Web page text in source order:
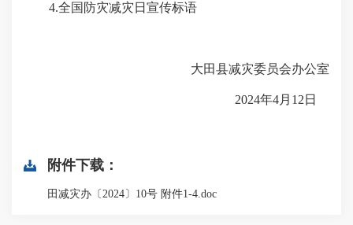
4.全国防灾减灾日宣传标语
大田县减灾委员会办公室
2024年4月12日
附件下载：
田减灾办〔2024〕10号 附件1-4.doc